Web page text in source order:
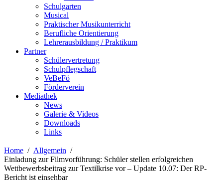
Schulgarten
Musical
Praktischer Musikunterricht
Berufliche Orientierung
Lehrerausbildung / Praktikum
Partner
Schülervertretung
Schulpflegschaft
VeBeFö
Förderverein
Mediathek
News
Galerie & Videos
Downloads
Links
Home
Allgemein
Einladung zur Filmvorführung: Schüler stellen erfolgreichen
Wettbewerbsbeitrag zur Textilkrise vor – Update 10.07: Der RP-
Bericht ist einsehbar